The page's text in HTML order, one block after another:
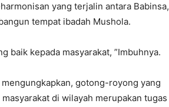
yang terjalin antara Babinsa,
tempat ibadah Mushola.
baik kepada masyarakat, ”Imbuhnya.
gotong-royong yang
di wilayah merupakan tugas